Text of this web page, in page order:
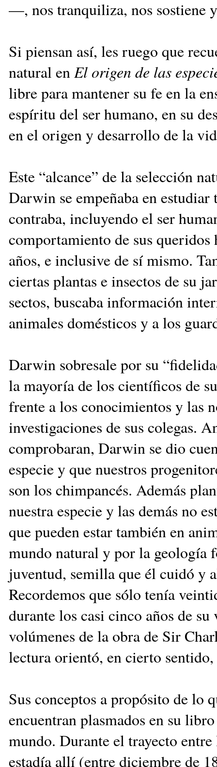
—, nos tranquiliza, nos sostiene
Si piensan así, les ruego que
natural enEl origen de las
libre para mantener su fe en la
es­píritu del ser humano, en su
en el origen y de­sarrollo de la
Este “alcance” de la se­­lec­ción
Darwin se em­peñaba en
contraba, incluyendo el ser
comportamiento de sus
años, e inclusive de sí mismo.
ciertas plantas e in­sec­tos de su
sectos, buscaba información
animales domésticos y a los
Darwin sobresale por su
la mayoría de los científicos de
frente a los conocimientos y las
investigaciones de sus colegas.
comprobaran, Darwin se dio
especie y que nuestros
son los chimpancés. Además
nuestra especie y las demás no
que pue­den estar también en
mundo natural y por la geología
juventud, semilla que él cuidó y
Recordemos que sólo tenía
durante los casi cinco años de
volúmenes de la obra de Sir
lectura orientó, en cierto
Sus conceptos a propósito de lo
en­cuen­tran plasmados en su
mundo. Durante el trayecto
estadía allí (entre diciembre de